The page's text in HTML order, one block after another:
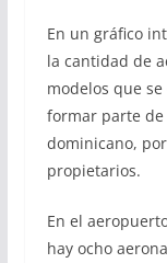
En un gráfico
la cantidad de
modelos que
formar parte de
dominicano,
propietarios.
En el
hay ocho